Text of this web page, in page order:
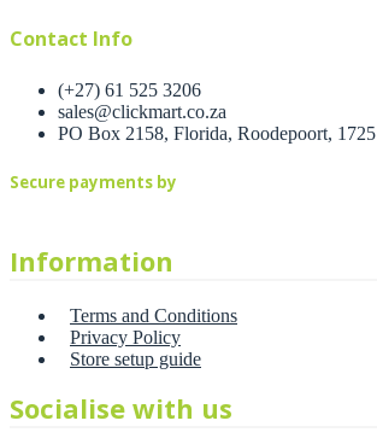
Contact Info
(+27) 61 525 3206
sales@clickmart.co.za
PO Box 2158, Florida, Roodepoort, 1725
Secure payments by
Information
Terms and Conditions
Privacy Policy
Store setup guide
Socialise with us